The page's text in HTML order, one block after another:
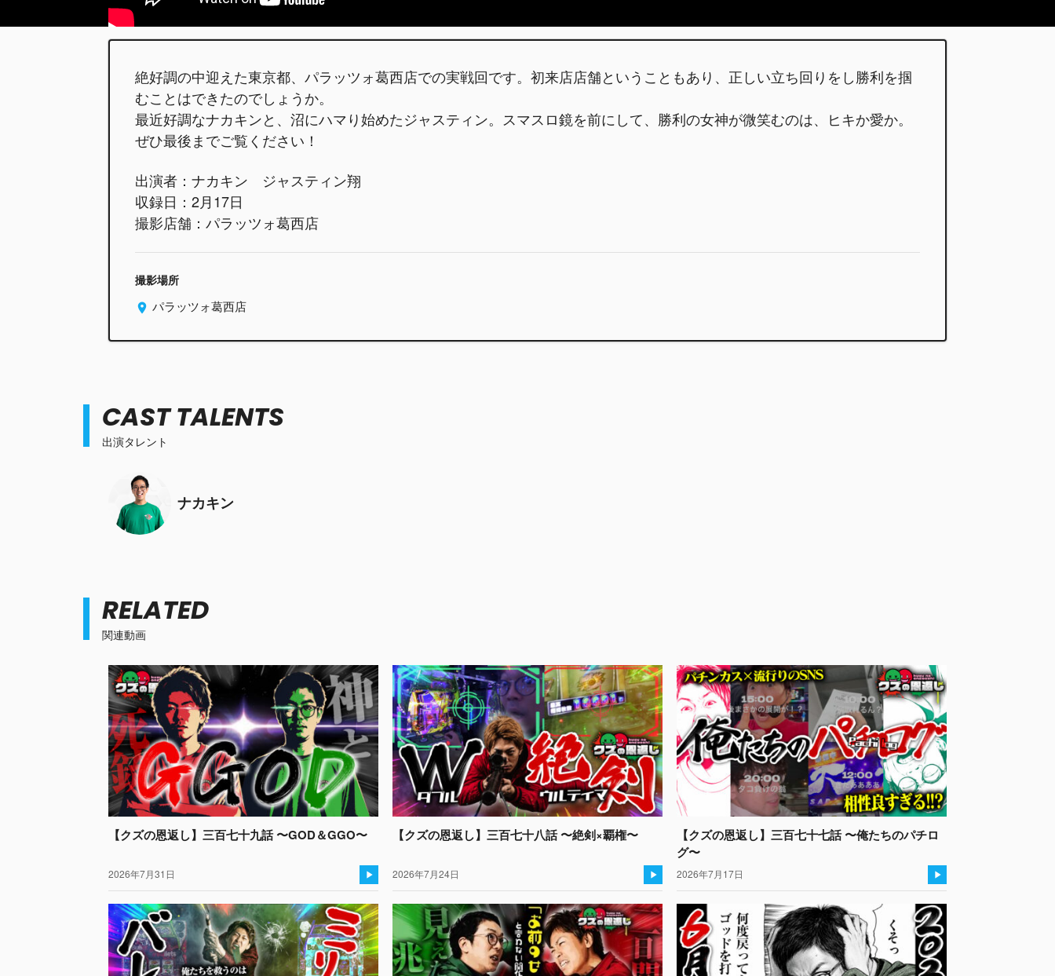
絶好調の中迎えた東京都、パラッツォ葛西店での実戦回です。初来店店舗ということもあり、正しい立ち回りをし勝利を掴
むことはできたのでしょうか。
最近好調なナカキンと、沼にハマり始めたジャスティン。スマスロ鏡を前にして、勝利の女神が微笑むのは、ヒキか愛か。
ぜひ最後までご覧ください！
出演者：ナカキン ジャスティン翔
収録日：2月17日
撮影店舗：パラッツォ葛西店
撮影場所
パラッツォ葛西店
出演タレント
CAST TALENTS
ナカキン
関連動画
RELATED
【クズの恩返し】三百七十九話 〜GOD＆GGO〜
2026年7月31日
【クズの恩返し】三百七十八話 〜絶剣×覇権〜
2026年7月24日
【クズの恩返し】三百七十七話 〜俺たちのパチロ
グ〜
2026年7月17日